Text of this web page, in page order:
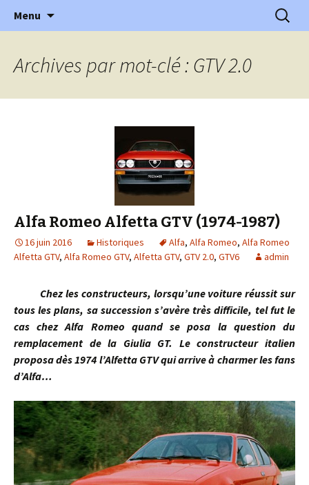
l'Automobile Ancienne
l'automobile ancienne : articles, historiques
…
Menu
Archives par mot-clé : GTV 2.0
Alfa Romeo Alfetta GTV (1974-1987)
16 juin 2016 Historiques Alfa, Alfa Romeo, Alfa Romeo
Alfetta GTV, Alfa Romeo GTV, Alfetta GTV, GTV 2.0, GTV6 admin
Chez les constructeurs, lorsqu’une voiture réussit sur
tous les plans, sa succession s’avère très difficile, tel fut le
cas chez Alfa Romeo quand se posa la question du
remplacement de la Giulia GT. Le constructeur italien
proposa dès 1974 l’Alfetta GTV qui arrive à charmer les fans
d’Alfa…